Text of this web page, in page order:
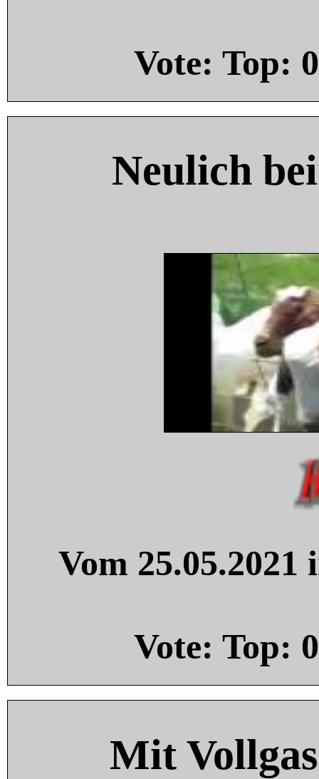
Vote: Top: 0
Neulich
Vom
Vote: Top: 0
Mit